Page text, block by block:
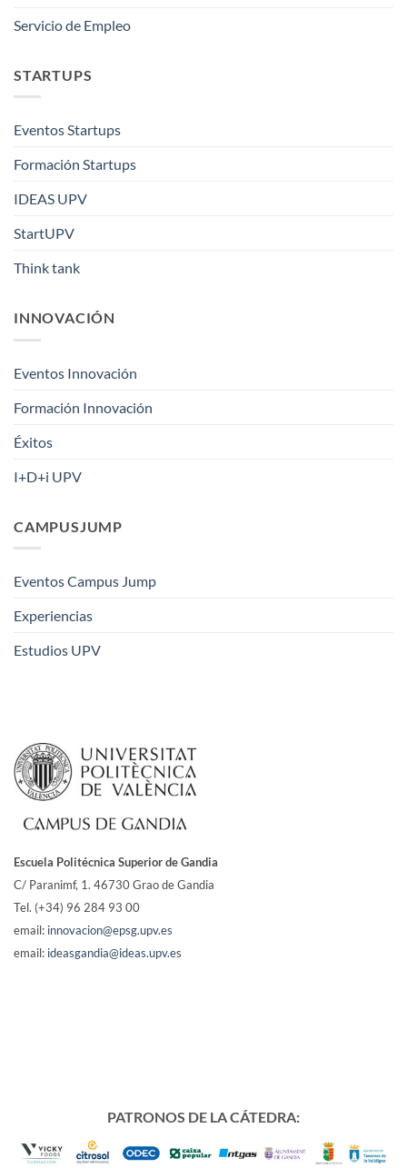
Servicio de Empleo
STARTUPS
Eventos Startups
Formación Startups
IDEAS UPV
StartUPV
Think tank
INNOVACIÓN
Eventos Innovación
Formación Innovación
Éxitos
I+D+i UPV
CAMPUSJUMP
Eventos Campus Jump
Experiencias
Estudios UPV
Escuela Politécnica Superior de Gandia
C/ Paranimf, 1. 46730 Grao de Gandia
Tel. (+34) 96 284 93 00
email: innovacion@epsg.upv.es
email: ideasgandia@ideas.upv.es
PATRONOS DE LA CÁTEDRA: